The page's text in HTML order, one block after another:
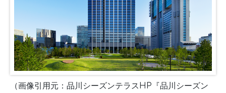
（画像引用元：品川シーズンテラスHP『品川シーズン